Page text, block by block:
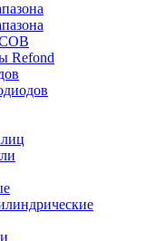
Refond